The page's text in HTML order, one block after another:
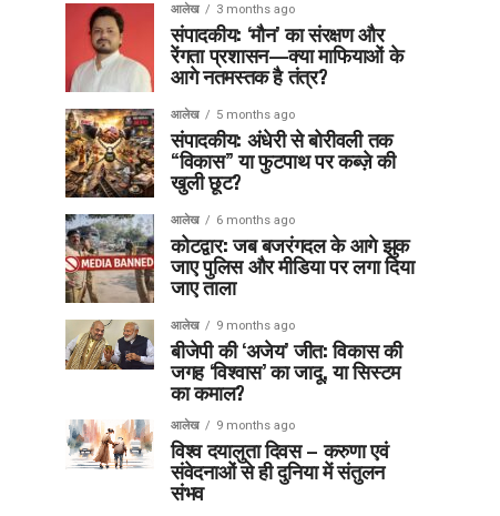
आलेख 3 months ago
संपादकीय: ‘मौन’ का संरक्षण और
रेंगता प्रशासन—क्या माफियाओं के
आगे नतमस्तक है तंत्र?
आलेख 5 months ago
संपादकीय: अंधेरी से बोरीवली तक
“विकास” या फुटपाथ पर कब्ज़े की
खुली छूट?
आलेख 6 months ago
कोटद्वार: जब बजरंगदल के आगे झुक
जाए पुलिस और मीडिया पर लगा दिया
जाए ताला
आलेख 9 months ago
बीजेपी की ‘अजेय’ जीत: विकास की
जगह ‘विश्वास’ का जादू, या सिस्टम
का कमाल?
आलेख 9 months ago
विश्व दयालुता दिवस – करुणा एवं
संवेदनाओं से ही दुनिया में संतुलन
संभव